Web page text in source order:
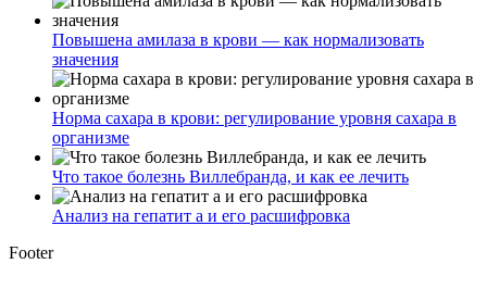
Повышена амилаза в крови — как нормализовать
значения
Норма сахара в крови: регулирование уровня сахара в
организме
Что такое болезнь Виллебранда, и как ее лечить
Анализ на гепатит а и его расшифровка
Footer